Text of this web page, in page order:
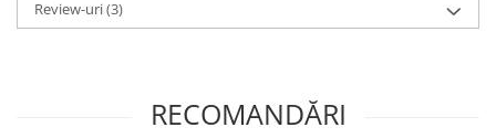
Review-uri(3)
RECOMANDĂRI